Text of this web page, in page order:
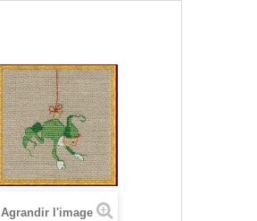
Agrandir l'image